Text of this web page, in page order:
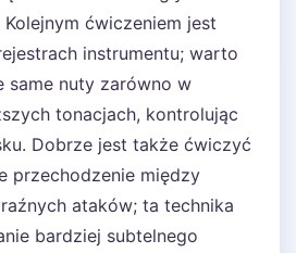
Kolejnym ćwiczeniem jest
instrumentu; warto
same nuty zarówno w
tonacjach, kontrolując
Dobrze jest także ćwiczyć
przechodzenie między
ataków; ta technika
bardziej subtelnego